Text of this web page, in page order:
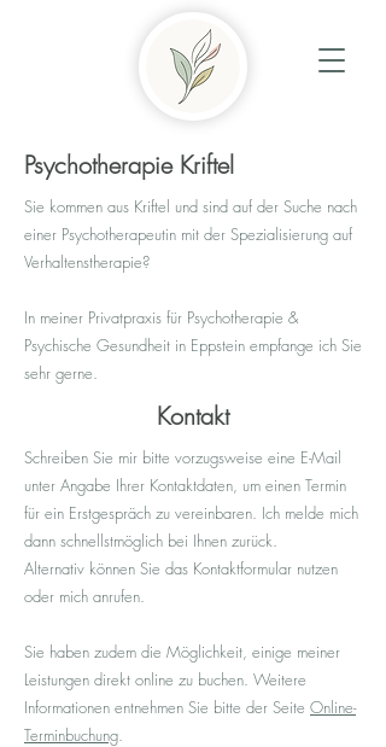
Psychotherapie Kriftel
Sie kommen aus Kriftel und sind auf der Suche nach
einer Psychotherapeutin mit der Spezialisierung auf
Verhaltenstherapie?
In meiner Privatpraxis für Psychotherapie &
Psychische Gesundheit in Eppstein empfange ich Sie
sehr gerne.
Kontakt
Schreiben Sie mir bitte vorzugsweise eine E-Mail
unter Angabe Ihrer Kontaktdaten, um einen Termin
für ein Erstgespräch zu vereinbaren. Ich melde mich
dann schnellstmöglich bei Ihnen zurück.
Alternativ können Sie das Kontaktformular nutzen
oder mich anrufen.
Sie haben zudem die Möglichkeit, einige meiner
Leistungen direkt online zu buchen. Weitere
Informationen entnehmen Sie bitte der Seite Online-
Terminbuchung.